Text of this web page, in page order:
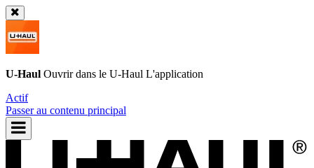
U-Haul Ouvrir dans le U-Haul L'application
Actif
Passer au contenu principal